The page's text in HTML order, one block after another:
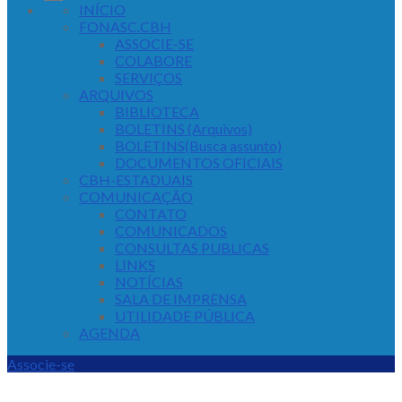
INÍCIO
FONASC.CBH
ASSOCIE-SE
COLABORE
SERVIÇOS
ARQUIVOS
BIBLIOTECA
BOLETINS (Arquivos)
BOLETINS(Busca assunto)
DOCUMENTOS OFICIAIS
CBH-ESTADUAIS
COMUNICAÇÃO
CONTATO
COMUNICADOS
CONSULTAS PUBLICAS
LINKS
NOTÍCIAS
SALA DE IMPRENSA
UTILIDADE PÚBLICA
AGENDA
Associe-se